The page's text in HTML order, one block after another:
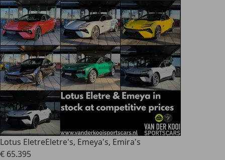
Lotus EletreEletre's, Emeya's, Emira's
€ 65.395